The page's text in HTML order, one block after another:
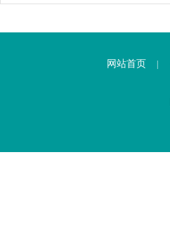
网站首页